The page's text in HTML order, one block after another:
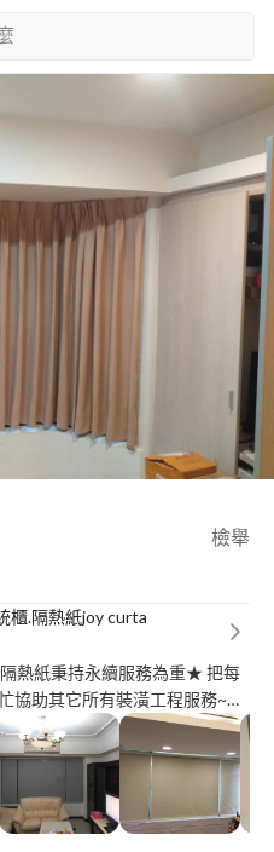
檢舉
櫃.隔熱紙joy curta
熱紙秉持永續服務為重★ 把每
協助其它所有裝潢工程服務~全
窗簾種類及預算需求選擇承作
圖片JC)洽詢 捲簾.傳統窗簾.
簾各式手動電動窗簾全服務含丈
位 各式窗簾維修.安裝.新訂製